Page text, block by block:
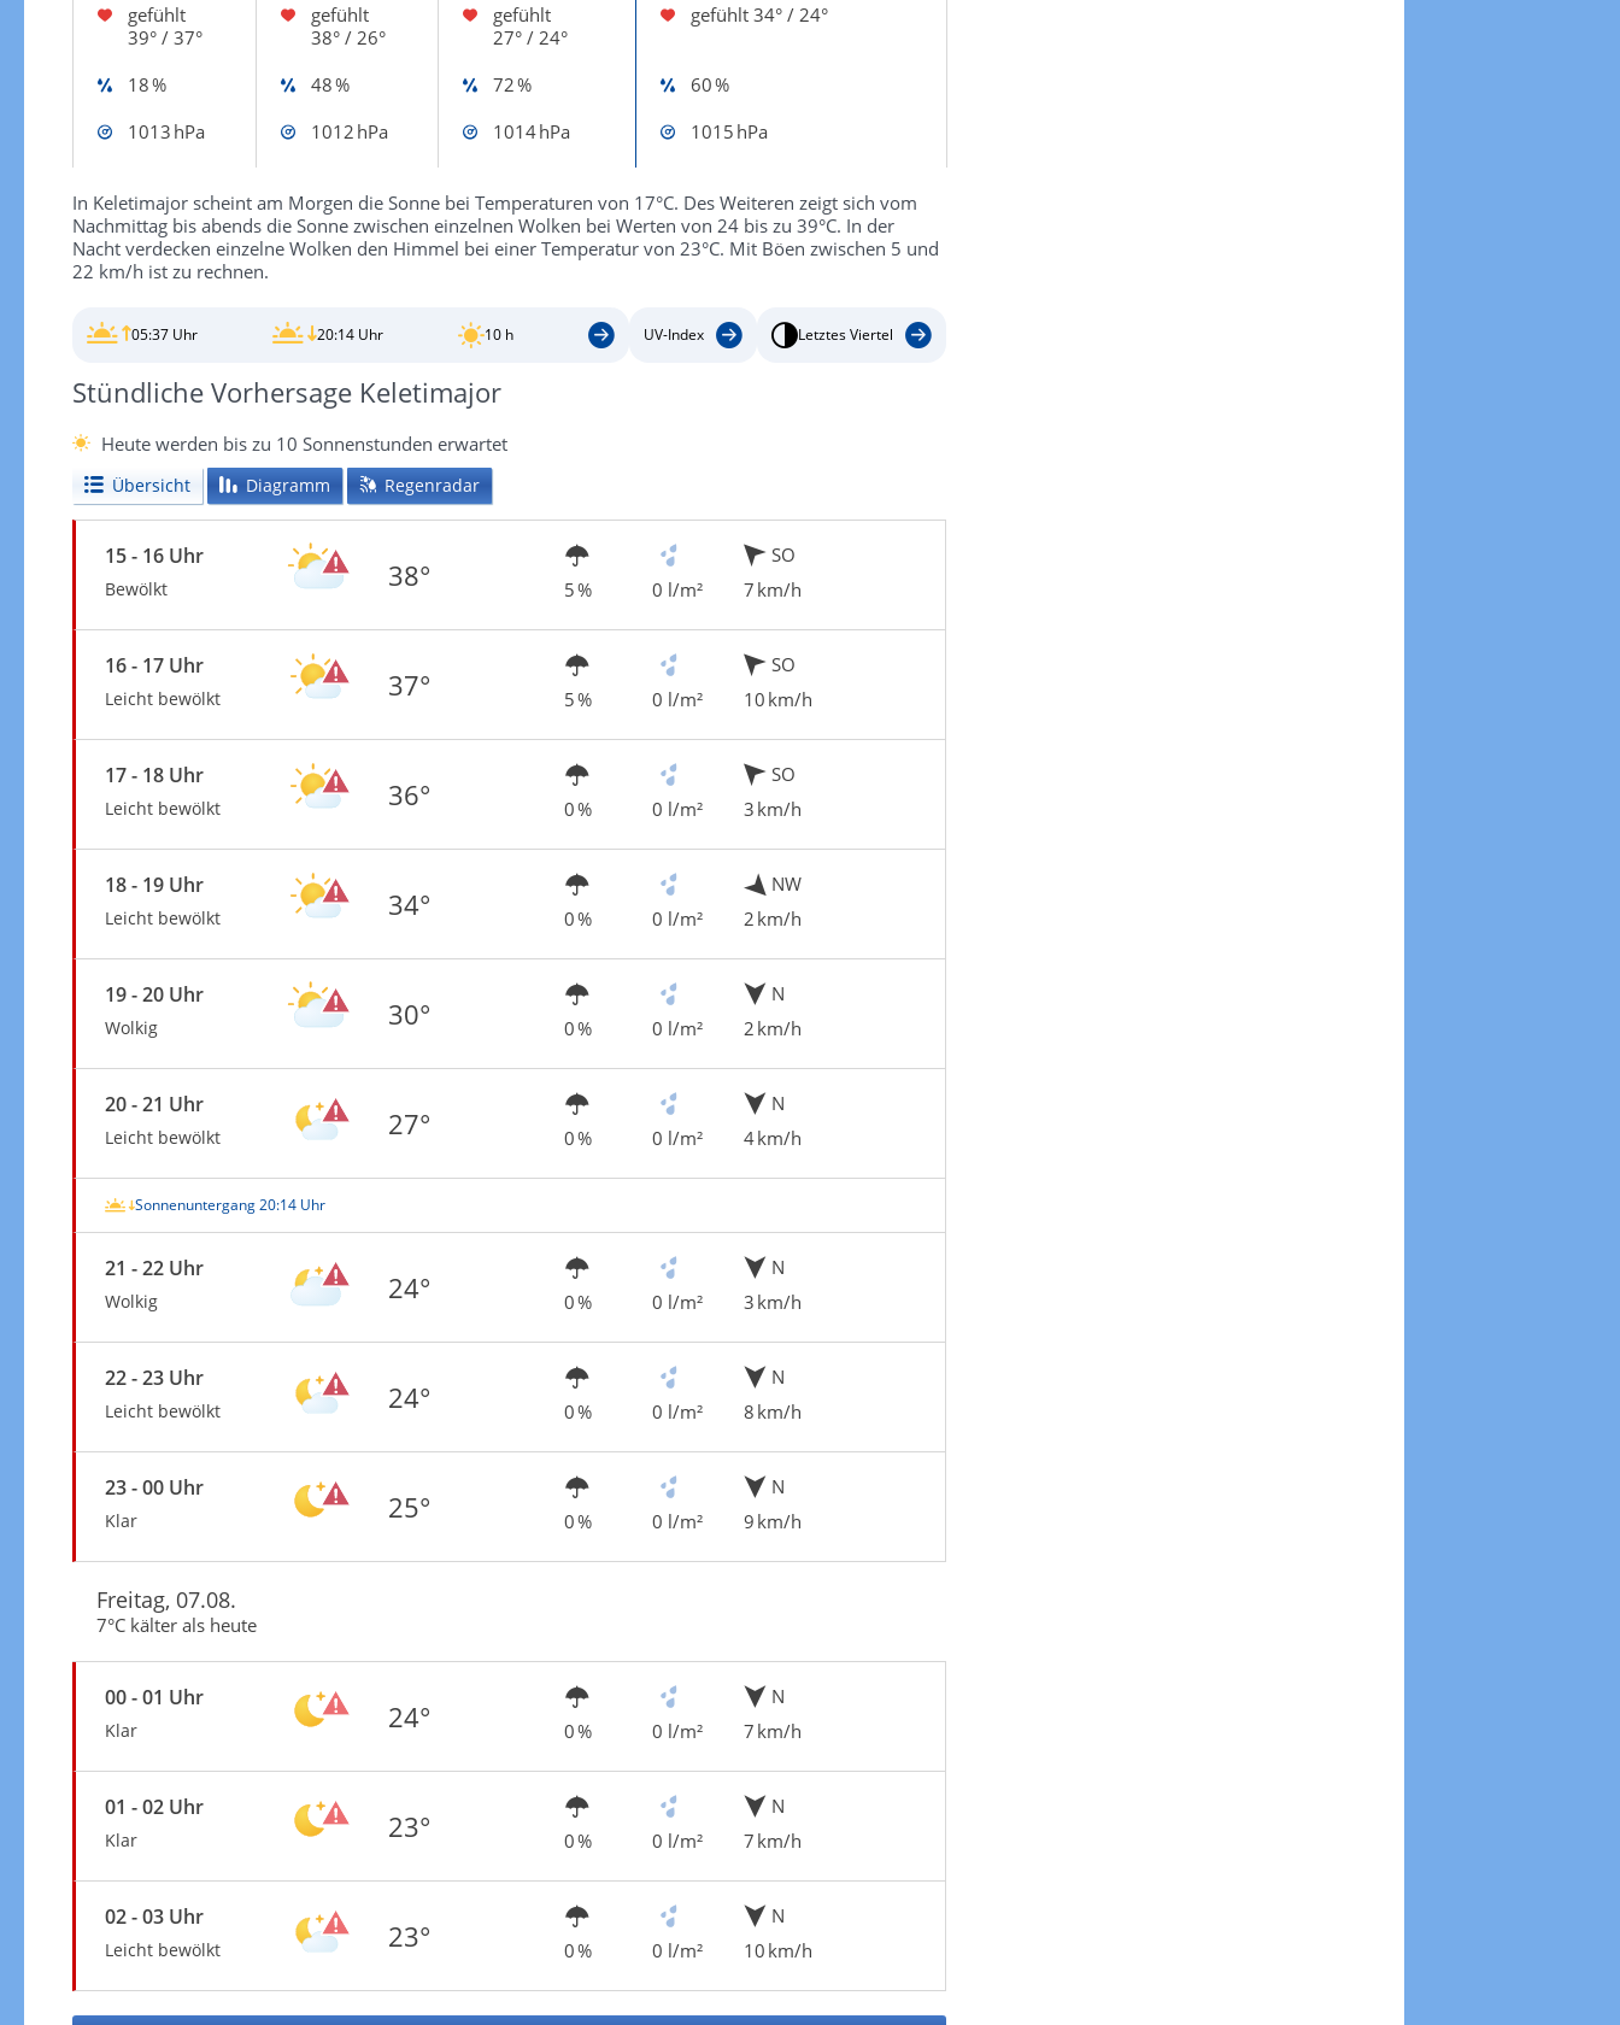
gefühlt
39° / 37°
gefühlt
38° / 26°
gefühlt
27° / 24°
gefühlt 34° / 24°
18 % 48 % 72 %
60 %
1013 hPa
1012 hPa 1014 hPa 1015 hPa
In Keletimajor scheint am Morgen die Sonne bei Temperaturen von 17°C. Des Weiteren zeigt sich vom
Nachmittag bis abends die Sonne zwischen einzelnen Wolken bei Werten von 24 bis zu 39°C. In der
Nacht verdecken einzelne Wolken den Himmel bei einer Temperatur von 23°C. Mit Böen zwischen 5 und
22 km/h ist zu rechnen.
05:37 Uhr 20:14 Uhr 10 h UV-Index Letztes Viertel
Stündliche Vorhersage Keletimajor
Heute werden bis zu 10 Sonnenstunden erwartet
Übersicht Diagramm Regenradar
15 - 16 Uhr
Bewölkt 38° 5 % 0 l/m²
SO
7 km/h
16 - 17 Uhr
Leicht bewölkt 37° 5 % 0 l/m²
SO
10 km/h
17 - 18 Uhr
Leicht bewölkt 36° 0 % 0 l/m²
SO
3 km/h
18 - 19 Uhr
Leicht bewölkt 34° 0 % 0 l/m²
NW
2 km/h
19 - 20 Uhr
Wolkig 30° 0 % 0 l/m²
N
2 km/h
20 - 21 Uhr
Leicht bewölkt 27° 0 % 0 l/m²
N
4 km/h
Sonnenuntergang 20:14 Uhr
21 - 22 Uhr
Wolkig 24° 0 % 0 l/m²
N
3 km/h
22 - 23 Uhr
Leicht bewölkt 24° 0 % 0 l/m²
N
8 km/h
23 - 00 Uhr
Klar 25° 0 % 0 l/m²
N
9 km/h
Freitag, 07.08.
7°C kälter als heute
00 - 01 Uhr
Klar 24° 0 % 0 l/m²
N
7 km/h
01 - 02 Uhr
Klar 23° 0 % 0 l/m²
N
7 km/h
02 - 03 Uhr
Leicht bewölkt 23° 0 % 0 l/m²
N
10 km/h